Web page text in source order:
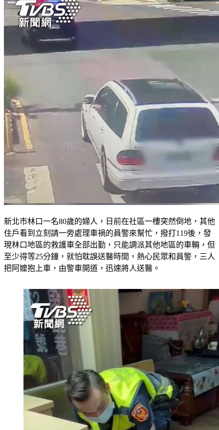
新北市林口一名80歲的婦人，日前在社區一樓突然倒地，其他
住戶看到立刻請一旁處理車禍的員警來幫忙，撥打119後，發
現林口地區的救護車全部出勤，只能調派其他地區的車輛，但
至少得等25分鐘，就怕耽誤送醫時間，熱心民眾和員警，三人
把阿嬤抱上車，由警車開道，迅速將人送醫。